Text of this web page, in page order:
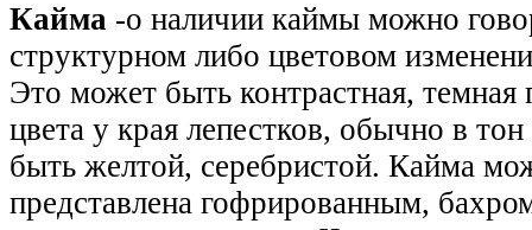
Кайма -о наличии каймы можно
структурном либо цветовом
Это может быть контрастная, темная
цвета у края лепестков, обычно в
быть желтой, серебристой. Кайма
представлена гофрированным,